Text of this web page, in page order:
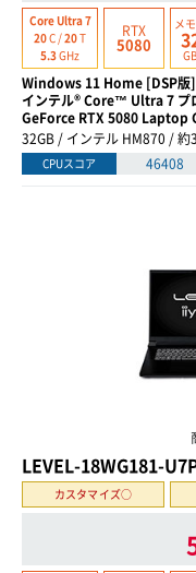
Core Ultra 7
20C /20T
5.3GHz
RTX
5080
メ
GB
Windows 11 Home [DSP版]
インテル® Core™ Ultra 7 プ
GeForce RTX 5080 Laptop
32GB / インテル HM870 / 約
CPUスコア 46408
LEVEL-18WG181-
カスタマイズ○